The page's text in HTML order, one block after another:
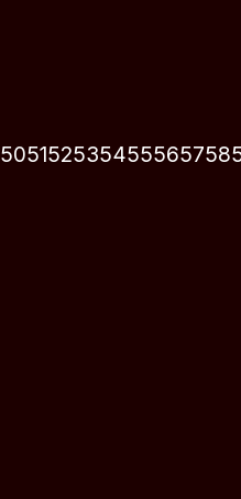
505152535455565758